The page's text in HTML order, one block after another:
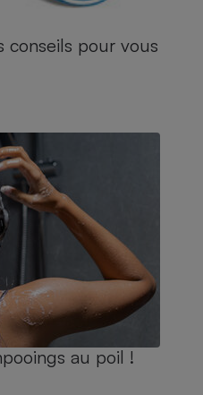
conseils pour vous
au poil !